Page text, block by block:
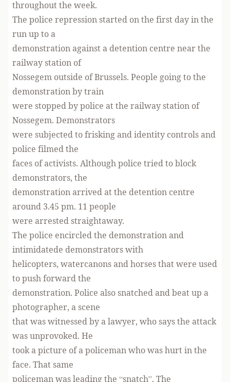
throughout the week.
The police repression started on the first day in the
run up to a
demonstration against a detention centre near the
railway station of
Nossegem outside of Brussels. People going to the
demonstration by train
were stopped by police at the railway station of
Nossegem. Demonstrators
were subjected to frisking and identity controls and
police filmed the
faces of activists. Although police tried to block
demonstrators, the
demonstration arrived at the detention centre
around 3.45 pm. 11 people
were arrested straightaway.
The police encircled the demonstration and
intimidatede demonstrators with
helicopters, watercanons and horses that were used
to push forward the
demonstration. Police also snatched and beat up a
photographer, a scene
that was witnessed by a lawyer, who says the attack
was unprovoked. He
took a picture of a policeman who was hurt in the
face. That same
policeman was leading the “snatch”. The